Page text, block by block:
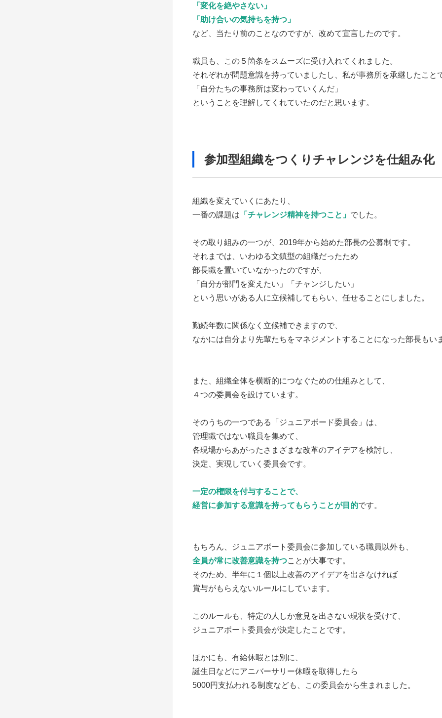
「変化を絶やさない」
「助け合いの気持ちを持つ」
など、当たり前のことなのですが、改めて宣言したのです。
職員も、この５箇条をスムーズに受け入れてくれました。
それぞれが問題意識を持っていましたし、私が事務所を承継したこと
「自分たちの事務所は変わっていくんだ」
ということを理解してくれていたのだと思います。
参加型組織をつくりチャレンジを仕組み化
組織を変えていくにあたり、
一番の課題は 「チャレンジ精神を持つこと」 でした。
その取り組みの一つが、2019年から始めた部長の公募制です。
それまでは、いわゆる文鎮型の組織だったため
部長職を置いていなかったのですが、
「自分が部門を変えたい」「チャンジしたい」
という思いがある人に立候補してもらい、任せることにしました。
勤続年数に関係なく立候補できますので、
なかには自分より先輩たちをマネジメントすることになった部長もい
また、組織全体を横断的につなぐための仕組みとして、
４つの委員会を設けています。
そのうちの一つである「ジュニアボード委員会」は、
管理職ではない職員を集めて、
各現場からあがったさまざまな改革のアイデアを検討し、
決定、実現していく委員会です。
一定の権限を付与することで、
経営に参加する意識を持ってもらうことが目的です。
もちろん、ジュニアボート委員会に参加している職員以外も、
全員が常に改善意識を持つことが大事です。
そのため、半年に１個以上改善のアイデアを出さなければ
賞与がもらえないルールにしています。
このルールも、特定の人しか意見を出さない現状を受けて、
ジュニアボート委員会が決定したことです。
ほかにも、有給休暇とは別に、
誕生日などにアニバーサリー休暇を取得したら
5000円支払われる制度なども、この委員会から生まれました。